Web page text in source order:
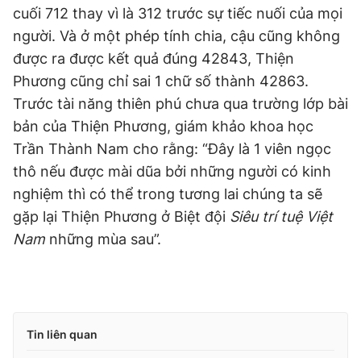
cuối 712 thay vì là 312 trước sự tiếc nuối của mọi
người. Và ở một phép tính chia, cậu cũng không
được ra được kết quả đúng 42843, Thiện
Phương cũng chỉ sai 1 chữ số thành 42863.
Trước tài năng thiên phú chưa qua trường lớp bài
bản của Thiện Phương, giám khảo khoa học
Trần Thành Nam cho rằng: “Đây là 1 viên ngọc
thô nếu được mài dũa bởi những người có kinh
nghiệm thì có thể trong tương lai chúng ta sẽ
gặp lại Thiện Phương ở Biệt đội Siêu trí tuệ Việt
Nam những mùa sau”.
Tin liên quan